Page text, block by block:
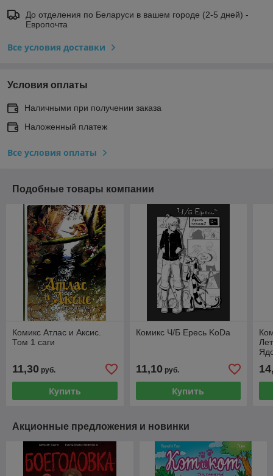
До отделения по Беларуси в вашем городе (2-5 дней) -
Европочта
Все условия доставки
Условия оплаты
Наличными при получении заказа
Наложенный платеж
Все условия оплаты
Подобные товары компании
Комикс Атлас и Аксис.
Том 1 саги
11,30 руб.
Купить
Комикс Ч/Б Ересь KoDa
11,10руб.
Купить
Акционные предложения и новинки